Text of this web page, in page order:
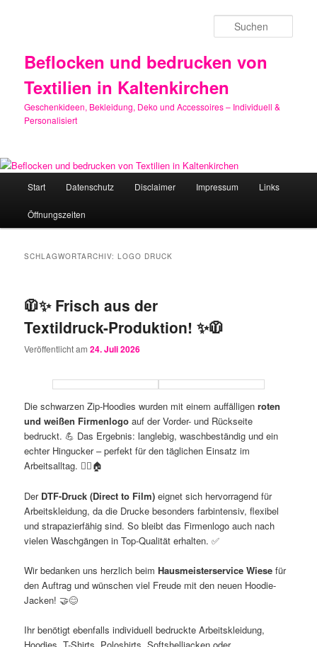
Beflocken und bedrucken von
Textilien in Kaltenkirchen
Geschenkideen, Bekleidung, Deko und Accessoires – Individuell &
Personalisiert
Start Datenschutz Disclaimer Impressum Links
Öffnungszeiten
SCHLAGWORTARCHIV:LOGO DRUCK
🧥✨ Frisch aus der
Textildruck-Produktion! ✨🧥
Veröffentlicht am24. Juli 2026
Die schwarzen Zip-Hoodies wurden mit einem auffälligenroten
und weißen Firmenlogo auf der Vorder- und Rückseite
bedruckt. 💪 Das Ergebnis: langlebig, waschbeständig und ein
echter Hingucker – perfekt für den täglichen Einsatz im
Arbeitsalltag. 👷‍♂️🏠
Der DTF-Druck (Direct to Film) eignet sich hervorragend für
Arbeitskleidung, da die Drucke besonders farbintensiv, flexibel
und strapazierfähig sind. So bleibt das Firmenlogo auch nach
vielen Waschgängen in Top-Qualität erhalten. ✅
Wir bedanken uns herzlich beimHausmeisterservice Wiese für
den Auftrag und wünschen viel Freude mit den neuen Hoodie-
Jacken! 🤝😊
Ihr benötigt ebenfalls individuell bedruckte Arbeitskleidung,